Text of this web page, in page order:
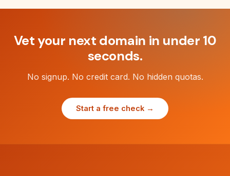
Vet your next domain in under 10
seconds.
No signup. No credit card. No hidden quotas.
Start a free check →